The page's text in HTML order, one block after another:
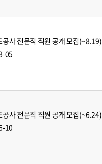
공사 전문직 직원 공개 모집(~8.19)
05
공사 전문직 직원 공개 모집(~6.24)
10